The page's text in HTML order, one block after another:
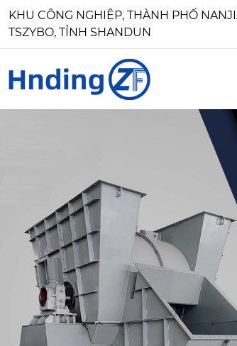
KHU CÔNG NGHIỆP, THÀNH PHỐ
TSZYBO, TỈNH SHANDUN